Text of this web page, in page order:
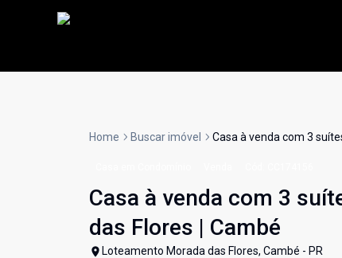
Home Buscar imóvel Casa à venda com 3
Casa à venda com 3
das Flores | Cambé
Loteamento Morada das Flores, Cambé - PR